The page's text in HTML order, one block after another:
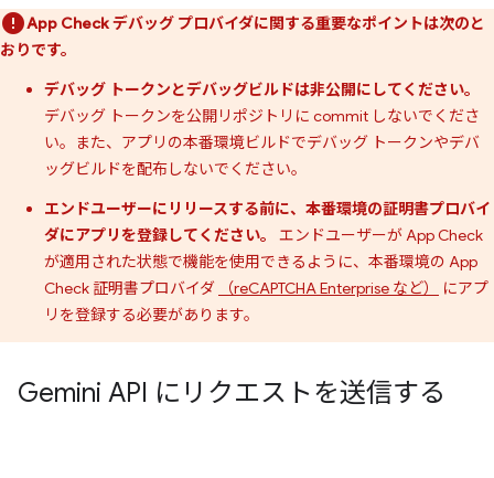
App Check デバッグ プロバイダに関する重要なポイントは次のと
おりです。
デバッグ トークンとデバッグビルドは非公開にしてください。
デバッグ トークンを公開リポジトリに commit しないでくださ
い。また、アプリの本番環境ビルドでデバッグ トークンやデバ
ッグビルドを配布しないでください。
エンドユーザーにリリースする前に、本番環境の証明書プロバイ
ダにアプリを登録してください。
エンドユーザーが App Check
が適用された状態で機能を使用できるように、本番環境の App
Check 証明書プロバイダ
（reCAPTCHA Enterprise など）
にアプ
リを登録する必要があります。
Gemini API にリクエストを送信する